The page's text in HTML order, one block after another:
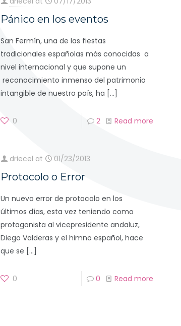
Pánico en los eventos
San Fermín, una de las fiestas
tradicionales españolas más conocidas a
nivel internacional y que supone un
reconocimiento inmenso del patrimonio
intangible de nuestro país, ha […]
0 2 Read more
driecel at 01/23/2013
Protocolo o Error
Un nuevo error de protocolo en los
últimos días, esta vez teniendo como
protagonista al vicepresidente andaluz,
Diego Valderas y el himno español, hace
que se […]
0 0 Read more